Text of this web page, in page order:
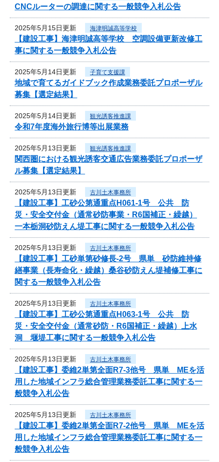
CNCルーターの調達に関する一般競争入札公告
2025年5月15日更新 海津明誠高等学校
【建設工事】海津明誠高等学校 空調設備更新改修工
事に関する一般競争入札公告
2025年5月14日更新 子育て支援課
地域で育てるガイドブック作成業務委託プロポーザル
募集【選定結果】
2025年5月14日更新 観光誘客推進課
令和7年度海外旅行博等出展業務
2025年5月13日更新 観光誘客推進課
関西圏における観光誘客交通広告業務委託プロポーザ
ル募集【選定結果】
2025年5月13日更新 古川土木事務所
【建設工事】工砂公第通重点H061-1号 公共 防
災・安全交付金（通常砂防事業・R6国補正・繰越）
一本栃洞砂防えん堤工事に関する一般競争入札公告
2025年5月13日更新 古川土木事務所
【建設工事】工砂単第砂修長‐2号 県単 砂防維持修
繕事業（長寿命化・繰越）桑谷砂防えん堤補修工事に
関する一般競争入札公告
2025年5月13日更新 古川土木事務所
【建設工事】工砂公第通重点H063-1号 公共 防
災・安全交付金（通常砂防・R6国補正・繰越）上水
洞 堰堤工事に関する一般競争入札公告
2025年5月13日更新 古川土木事務所
【建設工事】委維2単第全面R7-3他号 県単 MEを活
用した地域インフラ総合管理業務委託工事に関する一
般競争入札公告
2025年5月13日更新 古川土木事務所
【建設工事】委維2単第全面R7-2他号 県単 MEを活
用した地域インフラ総合管理業務委託工事に関する一
般競争入札公告